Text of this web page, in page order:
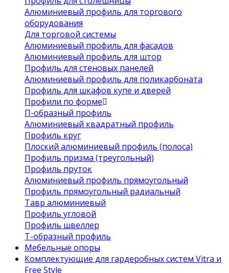
Алюминиевый профиль для торгового
оборудования
Для торговой системы
Алюминиевый профиль для фасадов
Алюминиевый профиль для штор
Профиль для стеновых панелей
Алюминиевый профиль для поликарбоната
Профиль для шкафов купе и дверей
Профили по форме
П-образный профиль
Алюминиевый квадратный профиль
Профиль круг
Плоский алюминиевый профиль (полоса)
Профиль призма (треугольный)
Профиль пруток
Алюминиевый профиль прямоугольный
Профиль прямоугольный радиальный
Тавр алюминиевый
Профиль угловой
Профиль швеллер
Т-образный профиль
Мебельные опоры
Комплектующие для гардеробных систем Vitra и
Free Style